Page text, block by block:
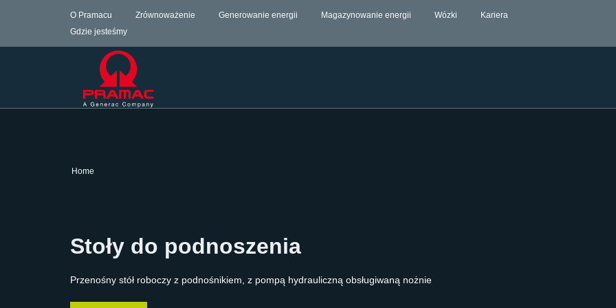
O Pramacu Zrównoważenie Generowanie energii Magazynowanie energii Wózki
Kariera
Gdzie jesteśmy
Home
Stoły do podnoszenia
Przenośny stół roboczy z podnośnikiem, z pompą hydrauliczną obsługiwaną nożnie